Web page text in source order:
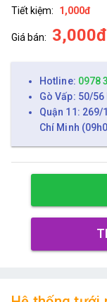
Tiết kiệm:
1,000đ
Giá bán: 3,000đ
Hotline: 0978
Gò Vấp: 50/56
Quận 11: 269/
Chí Minh